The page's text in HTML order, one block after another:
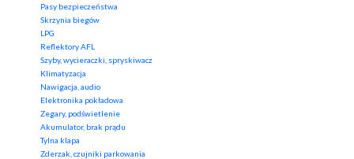
Pasy bezpieczeństwa
Skrzynia biegów
LPG
Reflektory AFL
Szyby, wycieraczki, spryskiwacz
Klimatyzacja
Nawigacja, audio
Elektronika pokładowa
Zegary, podświetlenie
Akumulator, brak prądu
Tylna klapa
Zderzak, czujniki parkowania